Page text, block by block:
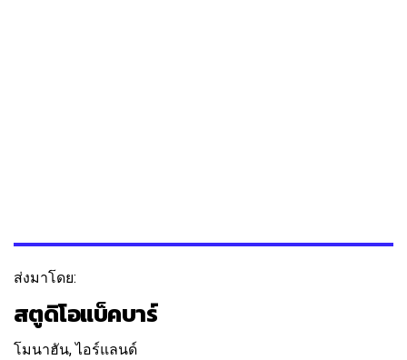
ส่งมาโดย:
สตูดิโอแบ็คบาร์
โมนาฮัน, ไอร์แลนด์